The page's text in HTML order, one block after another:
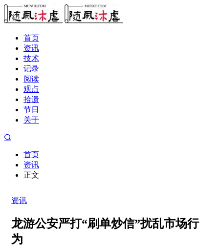
首页
资讯
技术
记录
阅读
观点
拾遗
节日
关于
首页
资讯
正文
资讯
龙游公安严打“刷单炒信”扰乱市场行
为